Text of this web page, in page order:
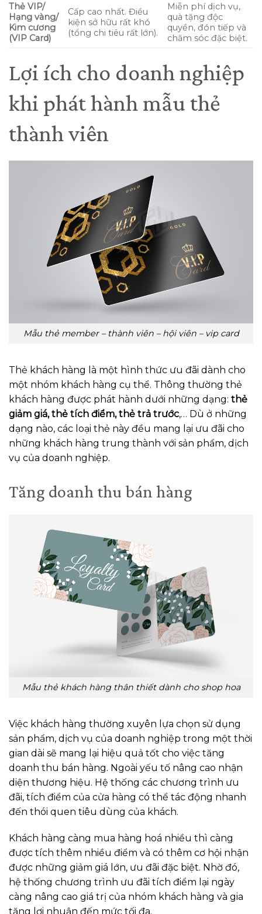
Thẻ VIP/
Hạng vàng/
Kim cương
(VIP Card)
Cấp cao nhất. Điều
kiện sở hữu rất khó
(tổng chi tiêu rất lớn).
Miễn phí dịch vụ,
quà tặng độc
quyền, đón tiếp và
chăm sóc đặc biệt.
Lợi ích cho doanh nghiệp
khi phát hành mẫu thẻ
thành viên
Mẫu thẻ member – thành viên – hội viên – vip card
Thẻ khách hàng là một hình thức ưu đãi dành cho
một nhóm khách hàng cụ thể. Thông thường thẻ
khách hàng được phát hành dưới những dạng: thẻ
giảm giá, thẻ tích điểm, thẻ trả trước,… Dù ở những
dạng nào, các loại thẻ này đều mang lại ưu đãi cho
những khách hàng trung thành với sản phẩm, dịch
vụ của doanh nghiệp.
Tăng doanh thu bán hàng
Mẫu thẻ khách hàng thân thiết dành cho shop hoa
Việc khách hàng thường xuyên lựa chọn sử dụng
sản phẩm, dịch vụ của doanh nghiệp trong một thời
gian dài sẽ mang lại hiệu quả tốt cho việc tăng
doanh thu bán hàng. Ngoài yếu tố nâng cao nhận
diện thương hiệu. Hệ thống các chương trình ưu
đãi, tích điểm của cửa hàng có thể tác động nhanh
đến thói quen tiêu dùng của khách.
Khách hàng càng mua hàng hoá nhiều thì càng
được tích thêm nhiều điểm và có thêm cơ hội nhận
được những giảm giá lớn, ưu đãi đặc biệt. Nhờ đó,
hệ thống chương trình ưu đãi tích điểm lại ngày
càng nâng cao giá trị của nhóm khách hàng và gia
tăng lợi nhuận đến mức tối đa.